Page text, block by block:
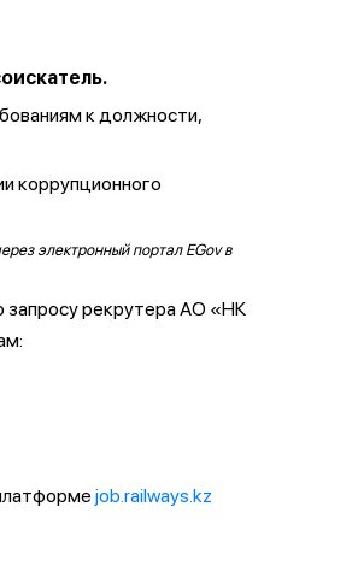
к должности,
коррупционного
электронный портал EGov в
запросу рекрутера АО «НК
job.railways.kz